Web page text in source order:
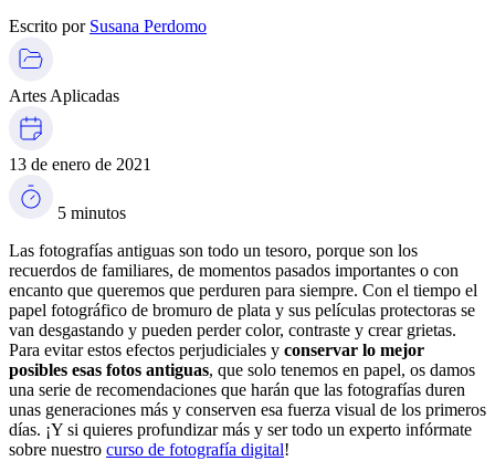
Escrito por Susana Perdomo
Artes Aplicadas
13 de enero de 2021
5 minutos
Las fotografías antiguas son todo un tesoro, porque son los
recuerdos de familiares, de momentos pasados importantes o con
encanto que queremos que perduren para siempre. Con el tiempo el
papel fotográfico de bromuro de plata y sus películas protectoras se
van desgastando y pueden perder color, contraste y crear grietas.
Para evitar estos efectos perjudiciales y conservar lo mejor
posibles esas fotos antiguas, que solo tenemos en papel, os damos
una serie de recomendaciones que harán que las fotografías duren
unas generaciones más y conserven esa fuerza visual de los primeros
días. ¡Y si quieres profundizar más y ser todo un experto infórmate
sobre nuestro curso de fotografía digital!